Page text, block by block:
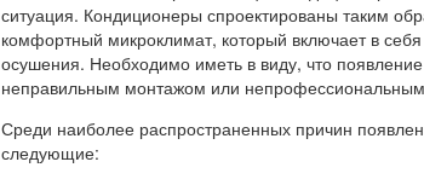
ситуация. Кондиционеры спроектированы таким
комфортный микроклимат, который включает в
осушения. Необходимо иметь в виду, что
неправильным монтажом или непрофессиональным
Среди наиболее распространенных причин
следующие: